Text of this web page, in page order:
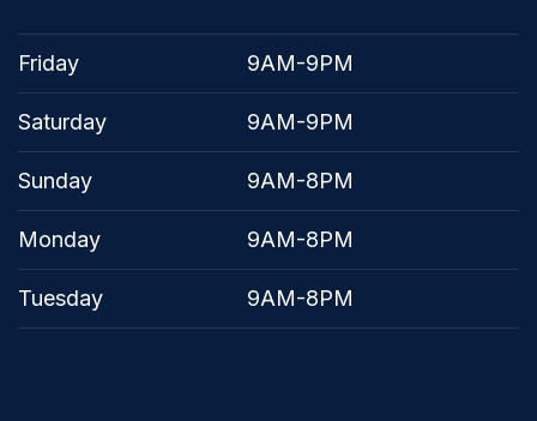
Friday 9AM-9PM
Saturday 9AM-9PM
Sunday 9AM-8PM
Monday 9AM-8PM
Tuesday 9AM-8PM